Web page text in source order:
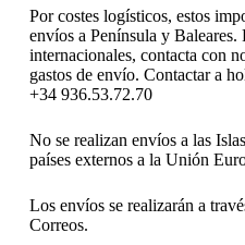
Por costes logísticos, estos
envíos a Península y Baleares.
internacionales, contacta con
gastos de envío. Contactar a
+34 936.53.72.70
No se realizan envíos a las
países externos a la Unión
Los envíos se realizarán a
Correos.